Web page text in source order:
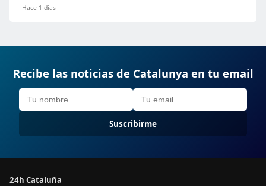
Hace 1 días
Recibe las noticias de Catalunya en tu email
Suscribirme
24h Cataluña